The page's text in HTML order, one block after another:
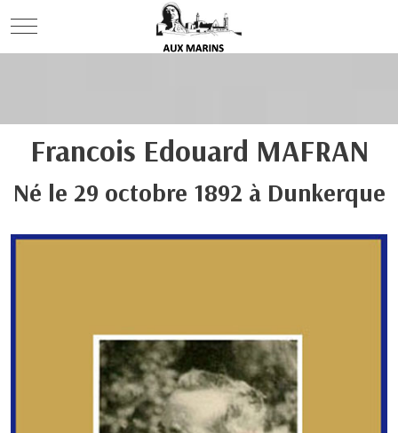
Mobile Menu Toggle
Francois Edouard MAFRAN
Né le 29 octobre 1892 à Dunkerque